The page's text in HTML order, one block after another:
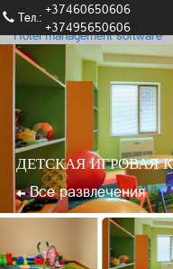
Тел.։
+37460650606
+37495650606
Hotel management software
ДЕТСКАЯ ИГРОВАЯ
Все развлечения